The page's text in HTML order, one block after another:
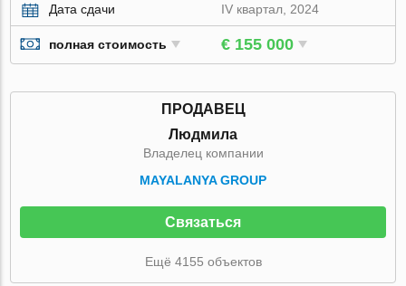
Дата сдачи
IV квартал, 2024
полная стоимость € 155 000
ПРОДАВЕЦ
Людмила
Владелец компании
MAYALANYA GROUP
Связаться
Ещё 4155 объектов